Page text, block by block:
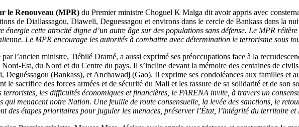
le Renouveau (MPR) du Premier ministre Choguel K Maïga dit avoir appris avec
de Diallassagou, Diaweli, Deguessagou et environs dans le cercle de Bankass dans la
cette atrocité digne d’un autre âge sur des populations sans défense. Le MPR
Le MPR encourage les autorités à combattre avec détermination le terrorisme sous
par l’ancien ministre, Tiébilé Dramé, a aussi exprimé ses préoccupations face à la
Est, du Nord et du Centre du pays. Il s’incline devant la mémoire des centaines de
(Bankass), et Anchawadj (Gao). Il exprime ses condoléances aux familles et
le sacrifice des forces armées et de sécurité du Mali et les rassure de sa solidarité et de son
les difficultés économiques et financières, le PARENA invite, à travers un
menacent notre Nation. Une feuille de route consensuelle, la levée des sanctions, le
des étapes prioritaires pour juguler les menaces, préserver l’État, l’intégrité du territoire et